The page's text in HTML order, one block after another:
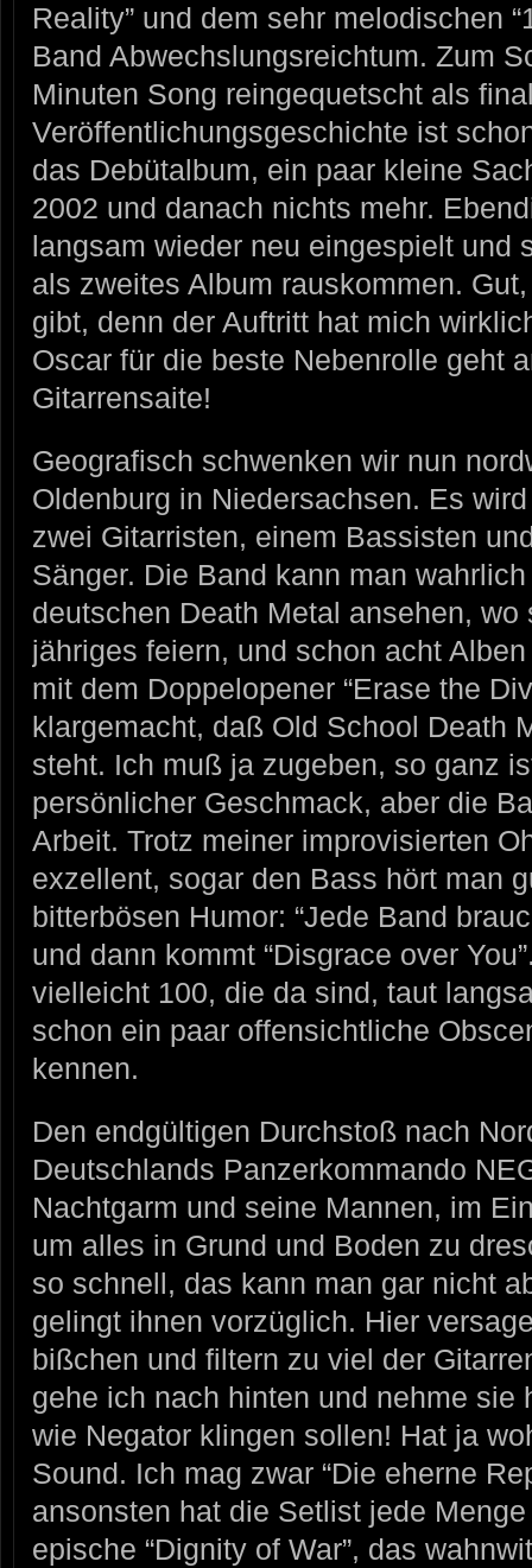
Reality” und dem sehr melodischen
Band Abwechslungsreichtum. Zum
Minuten Song reingequetscht als
Veröffentlichungsgeschichte ist
das Debütalbum, ein paar kleine
2002 und danach nichts mehr.
langsam wieder neu eingespielt und
als zweites Album rauskommen.
gibt, denn der Auftritt hat mich
Oscar für die beste Nebenrolle geht
Gitarrensaite!
Geografisch schwenken wir nun
Oldenburg in Niedersachsen. Es
zwei Gitarristen, einem Bassisten
Sänger. Die Band kann man
deutschen Death Metal ansehen,
jähriges feiern, und schon acht
mit dem Doppelopener “Erase the
klargemacht, daß Old School Death
steht. Ich muß ja zugeben, so ganz
persönlicher Geschmack, aber die
Arbeit. Trotz meiner improvisierten
exzellent, sogar den Bass hört man
bitterbösen Humor: “Jede Band
und dann kommt “Disgrace over
vielleicht 100, die da sind, taut
schon ein paar offensichtliche
kennen.
Den endgültigen Durchstoß nach
Deutschlands Panzerkommando
Nachtgarm und seine Mannen, im
um alles in Grund und Boden zu
so schnell, das kann man gar nicht
gelingt ihnen vorzüglich. Hier
bißchen und filtern zu viel der
gehe ich nach hinten und nehme sie
wie Negator klingen sollen! Hat ja
Sound. Ich mag zwar “Die eherne
ansonsten hat die Setlist jede
epische “Dignity of War”, das